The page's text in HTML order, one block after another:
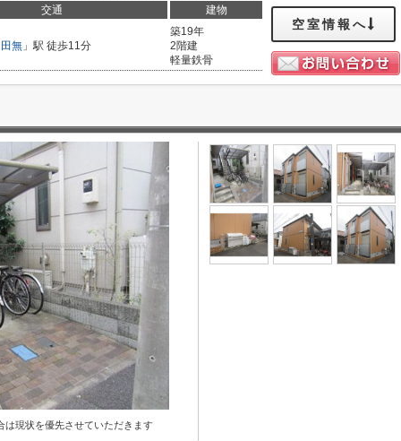
交通 建物
田無 」駅 徒歩11分
築19年
2階建
軽量鉄骨
空室情報へ
現状を優先させていただきます